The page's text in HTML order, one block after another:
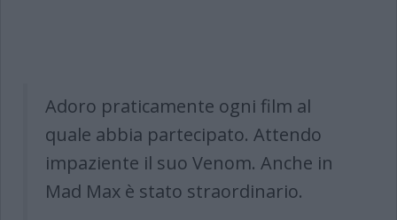
Adoro praticamente ogni film al
quale abbia partecipato. Attendo
impaziente il suo Venom. Anche in
Mad Max è stato straordinario.